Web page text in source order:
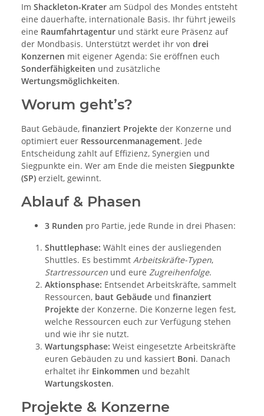
Im Shackleton-Krater am Südpol des Mondes entsteht
eine dauerhafte, internationale Basis. Ihr führt jeweils
eine Raumfahrtagentur und stärkt eure Präsenz auf
der Mondbasis. Unterstützt werdet ihr von drei
Konzernen mit eigener Agenda: Sie eröffnen euch
Sonderfähigkeiten und zusätzliche
Wertungsmöglichkeiten.
Worum geht’s?
Baut Gebäude, finanziert Projekte der Konzerne und
optimiert euer Ressourcenmanagement. Jede
Entscheidung zahlt auf Effizienz, Synergien und
Siegpunkte ein. Wer am Ende die meisten Siegpunkte
(SP) erzielt, gewinnt.
Ablauf & Phasen
3 Runden pro Partie, jede Runde in drei Phasen:
Shuttlephase: Wählt eines der ausliegenden
Shuttles. Es bestimmt Arbeitskräfte-Typen,
Startressourcen und eure Zugreihenfolge.
Aktionsphase: Entsendet Arbeitskräfte, sammelt
Ressourcen, baut Gebäude und finanziert
Projekte der Konzerne. Die Konzerne legen fest,
welche Ressourcen euch zur Verfügung stehen
und wie ihr sie nutzt.
Wartungsphase: Weist eingesetzte Arbeitskräfte
euren Gebäuden zu und kassiert Boni. Danach
erhaltet ihr Einkommen und bezahlt
Wartungskosten.
Projekte & Konzerne